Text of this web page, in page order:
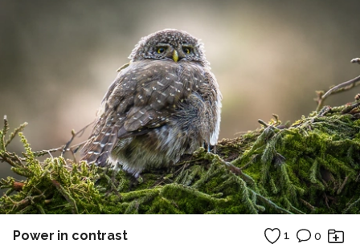
Power in contrast 1 0